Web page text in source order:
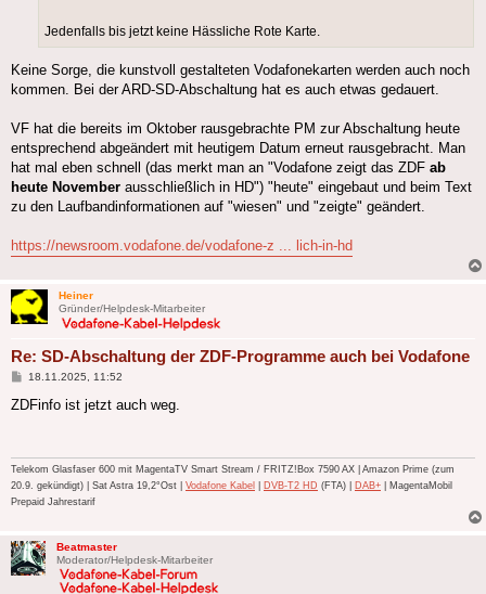
Jedenfalls bis jetzt keine Hässliche Rote Karte.
Keine Sorge, die kunstvoll gestalteten Vodafonekarten werden auch noch
kommen. Bei der ARD-SD-Abschaltung hat es auch etwas gedauert.
VF hat die bereits im Oktober rausgebrachte PM zur Abschaltung heute
entsprechend abgeändert mit heutigem Datum erneut rausgebracht. Man
hat mal eben schnell (das merkt man an "Vodafone zeigt das ZDF ab
heute November ausschließlich in HD") "heute" eingebaut und beim Text
zu den Laufbandinformationen auf "wiesen" und "zeigte" geändert.
https://newsroom.vodafone.de/vodafone-z ... lich-in-hd
Heiner
Gründer/Helpdesk-Mitarbeiter
Re: SD-Abschaltung der ZDF-Programme auch bei Vodafone
Beitrag
18.11.2025, 11:52
ZDFinfo ist jetzt auch weg.
Telekom Glasfaser 600 mit MagentaTV Smart Stream / FRITZ!Box 7590 AX | Amazon Prime (zum
20.9. gekündigt) | Sat Astra 19,2°Ost | Vodafone Kabel DVB-T2 HD (FTA) | DAB+ | MagentaMobil
Prepaid Jahrestarif
Beatmaster
Moderator/Helpdesk-Mitarbeiter